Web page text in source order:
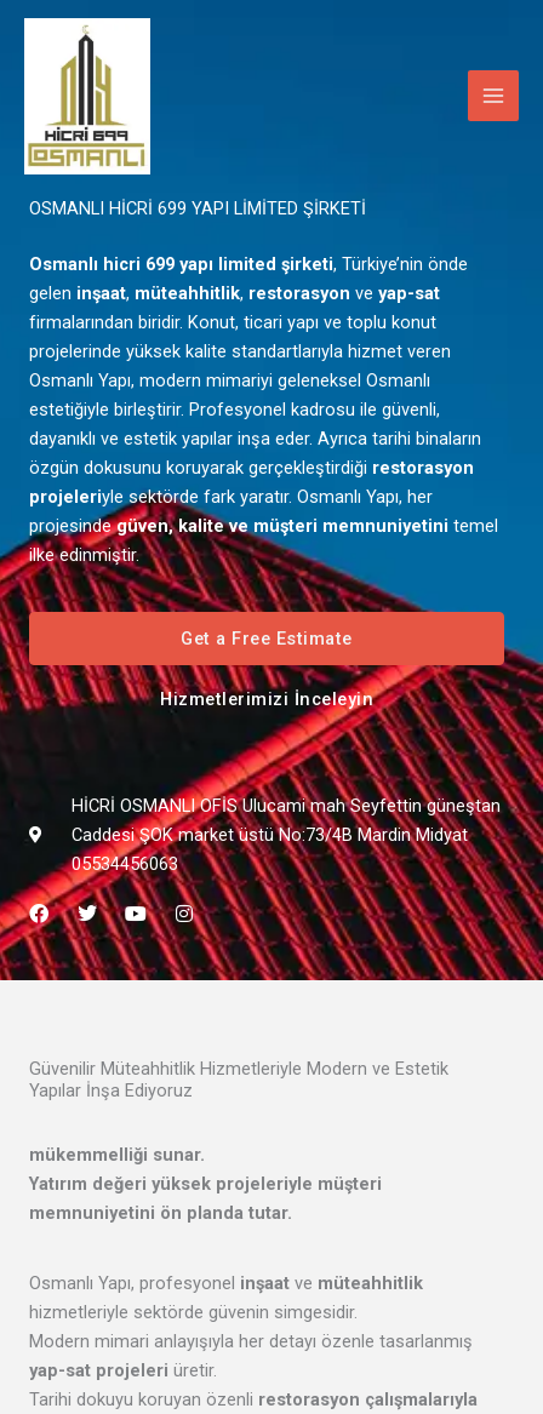
İçeriğe
Mardin
OSMANLI HİCRİ 699 YAPI LİMİTED ŞİRKETİ
Osmanlı hicri 699 yapı limited şirketi, Türkiye’nin önde
gelen inşaat, müteahhitlik, restorasyon ve yap-sat
firmalarından biridir. Konut, ticari yapı ve toplu konut
projelerinde yüksek kalite standartlarıyla hizmet veren
Osmanlı Yapı, modern mimariyi geleneksel Osmanlı
estetiğiyle birleştirir. Profesyonel kadrosu ile güvenli,
dayanıklı ve estetik yapılar inşa eder. Ayrıca tarihi binaların
özgün dokusunu koruyarak gerçekleştirdiği restorasyon
projeleriyle sektörde fark yaratır. Osmanlı Yapı, her
projesindegüven, kalite ve müşteri memnuniyetini temel
ilke edinmiştir.
Get a Free Estimate
Hizmetlerimizi İnceleyin
HİCRİ OSMANLI OFİS Ulucami mah Seyfettin güneştan
Caddesi ŞOK market üstü No:73/4B Mardin Midyat
05534456063
F
a
c
e
b
T
w
i
t
t
Y
o
u
t
u
I
n
s
t
a
m
Güvenilir Müteahhitlik Hizmetleriyle Modern ve Estetik
Yapılar İnşa Ediyoruz
mükemmelliği sunar.
Yatırım değeri yüksek projeleriyle müşteri
memnuniyetini ön planda tutar.
Osmanlı Yapı, profesyonel inşaat ve müteahhitlik
hizmetleriyle sektörde güvenin simgesidir.
Modern mimari anlayışıyla her detayı özenle tasarlanmış
yap-sat projeleri üretir.
Tarihi dokuyu koruyan özenli restorasyon çalışmalarıyla